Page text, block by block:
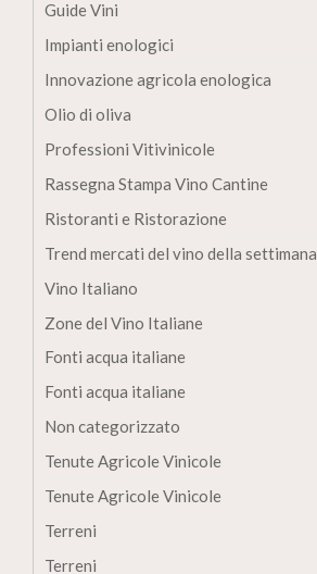
Guide Vini
Impianti enologici
Innovazione agricola enologica
Olio di oliva
Professioni Vitivinicole
Rassegna Stampa Vino Cantine
Ristoranti e Ristorazione
Trend mercati del vino della settimana
Vino Italiano
Zone del Vino Italiane
Fonti acqua italiane
Fonti acqua italiane
Non categorizzato
Tenute Agricole Vinicole
Tenute Agricole Vinicole
Terreni
Terreni